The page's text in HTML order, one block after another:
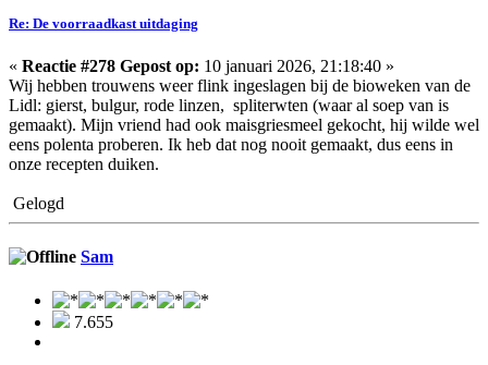
Re: De voorraadkast uitdaging
« Reactie #278 Gepost op: 10 januari 2026, 21:18:40 »
Wij hebben trouwens weer flink ingeslagen bij de bioweken van de
Lidl: gierst, bulgur, rode linzen, spliterwten (waar al soep van is
gemaakt). Mijn vriend had ook maisgriesmeel gekocht, hij wilde wel
eens polenta proberen. Ik heb dat nog nooit gemaakt, dus eens in
onze recepten duiken.
Gelogd
Sam
7.655